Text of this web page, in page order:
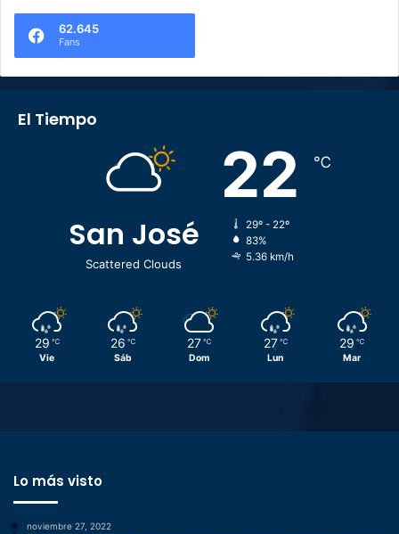
62.645
Fans
El Tiempo
San José
Scattered Clouds
22 ℃
29º - 22º
83%
5.36 km/h
29 ℃
Vie
26 ℃
Sáb
27 ℃
Dom
27 ℃
Lun
29 ℃
Mar
Lo más visto
noviembre 27, 2022